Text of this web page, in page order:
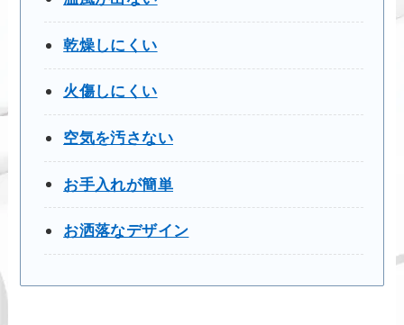
乾燥しにくい
火傷しにくい
空気を汚さない
お手入れが簡単
お洒落なデザイン